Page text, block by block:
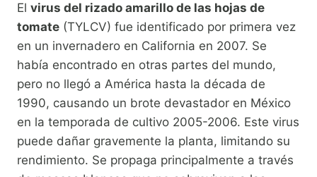
El virus del rizado amarillo de las hojas de
tomate (TYLCV) fue identificado por primera vez
en un invernadero en California en 2007. Se
había encontrado en otras partes del mundo,
pero no llegó a América hasta la década de
1990, causando un brote devastador en México
en la temporada de cultivo 2005-2006. Este virus
puede dañar gravemente la planta, limitando su
rendimiento. Se propaga principalmente a través